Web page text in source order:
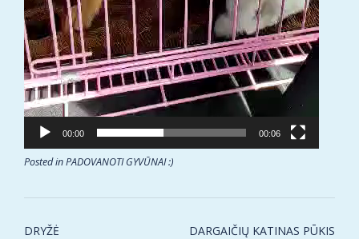
00:00 00:06
Posted inPADOVANOTI GYVŪNAI :)
Post
DRYŽĖ DARGAIČIŲ KATINAS PŪKIS